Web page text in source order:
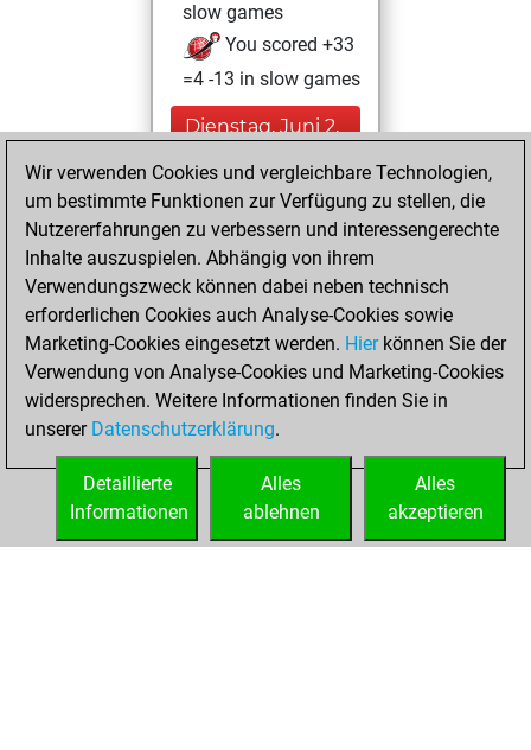
slow games
You scored +33
=4 -13 in slow games
Dienstag, Juni 2,
You played 7
bullet games
Play
You scored +2
=0 -5 in bullet
Mittwoch,
November 3, 2021
You created
your Studies account
Studies
Wir verwenden Cookies und vergleichbare Technologien,
um bestimmte Funktionen zur Verfügung zu stellen, die
Nutzererfahrungen zu verbessern und interessengerechte
Inhalte auszuspielen. Abhängig von ihrem
Verwendungszweck können dabei neben technisch
erforderlichen Cookies auch Analyse-Cookies sowie
Marketing-Cookies eingesetzt werden. Hierkönnen Sie der
Verwendung von Analyse-Cookies und Marketing-Cookies
widersprechen. Weitere Informationen finden Sie in
unserer Datenschutzerklärung.
Alles
akzeptieren
Alles
ablehnen
Detaillierte
Informationen